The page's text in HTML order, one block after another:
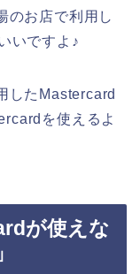
のお店で利用し
いですよ♪
したMastercard
を使えるよ
が使えな